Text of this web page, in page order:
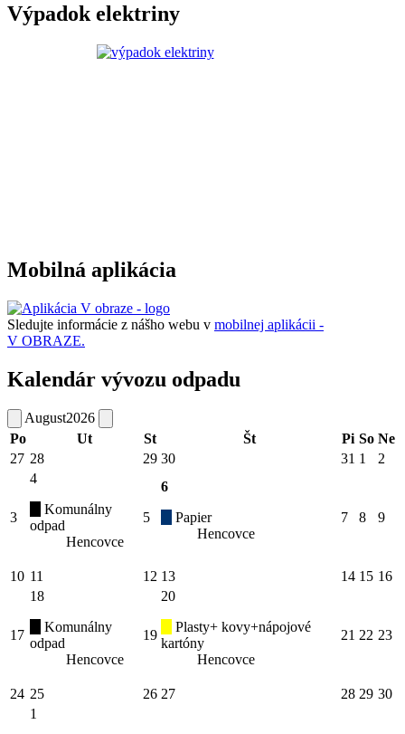
Výpadok elektriny
Mobilná aplikácia
Sledujte informácie z nášho webu v mobilnej aplikácii -
V OBRAZE.
Kalendár vývozu odpadu
August2026
Po
Ut St Št Pi So Ne
27 28 29 30 31 1 2
3
4
Komunálny
odpad
Hencovce
5
6
Papier
Hencovce
7 8 9
10 11 12 13 14 15 16
17
18
Komunálny
odpad
Hencovce
19
20
Plasty+ kovy+nápojové
kartóny
Hencovce
21 22 23
24 25 26 27 28 29 30
1